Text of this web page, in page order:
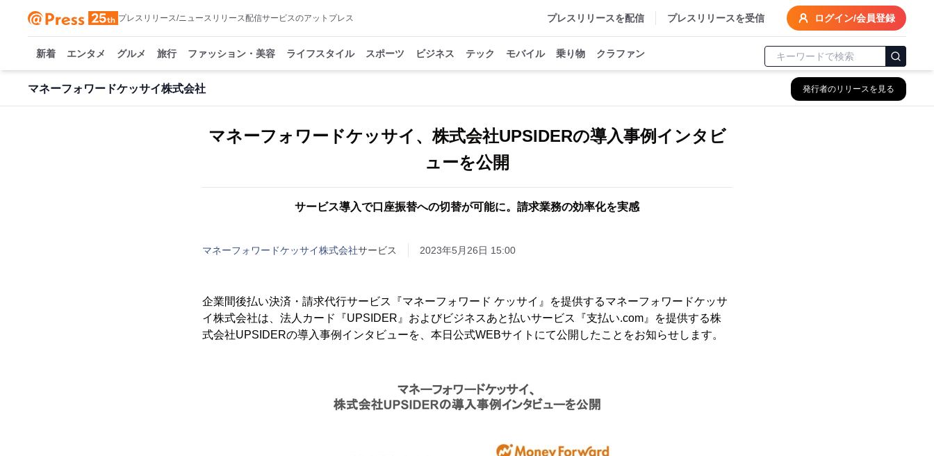
プレスリリース/ニュースリリース配信サービスのアットプレス プレスリリースを配信 プレスリリースを受信 ログイン/会員登録
新着 エンタメ グルメ 旅行 ファッション・美容 ライフスタイル スポーツ ビジネス テック モバイル 乗り物 クラファン
マネーフォワードケッサイ株式会社 発行者のリリースを見る
マネーフォワードケッサイ、株式会社UPSIDERの導入事例インタビ
ューを公開
サービス導入で口座振替への切替が可能に。請求業務の効率化を実感
マネーフォワードケッサイ株式会社サービス 2023年5月26日 15:00
企業間後払い決済・請求代行サービス『マネーフォワード ケッサイ』を提供するマネーフォワードケッサ
イ株式会社は、法人カード『UPSIDER』​​およびビジネスあと払いサービス『支払い.com』​​を提供する株
式会社UPSIDERの導入事例インタビューを、本日公式WEBサイトにて公開したことをお知らせします。